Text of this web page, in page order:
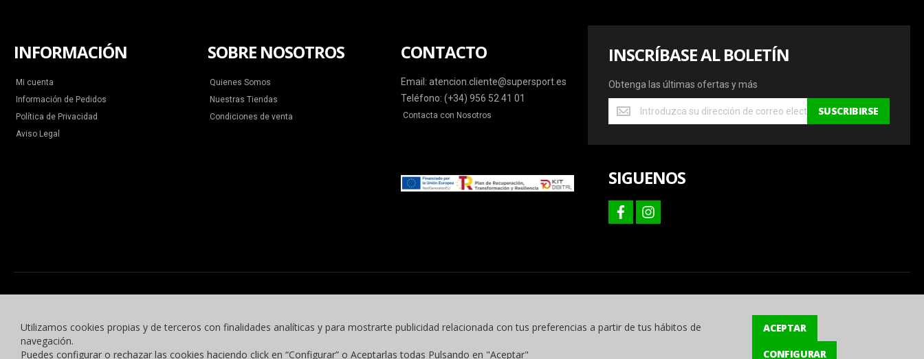
INSCRÍBASE AL BOLETÍN
Obtenga las últimas ofertas y más
Obtenga
las
ofertas
más
SUSCRIBIRSE
SIGUENOS
facebookinstagram
INFORMACIÓN
Mi cuenta
Información de Pedidos
Política de Privacidad
Aviso Legal
SOBRE NOSOTROS
Quienes Somos
Nuestras Tiendas
Condiciones de venta
CONTACTO
Email: atencion.cliente@supersport.es
Teléfono: (+34) 956 52 41 01
Contacta con Nosotros
© 2015 -2023 Benyben Ropa Deportiva. Todos los derechos reservados.
Utilizamos cookies propias y de terceros con finalidades analíticas y para mostrarte publicidad relacionada con tus preferencias a partir de tus hábitos de
navegación.
Puedes configurar o rechazar las cookies haciendo click en “Configurar” o Aceptarlas todas Pulsando en "Aceptar"
ACEPTAR
CONFIGURAR